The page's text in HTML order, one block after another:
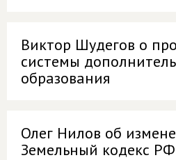
Виктор Шудегов о
системы
образования
Олег Нилов об
Земельный кодекс РФ